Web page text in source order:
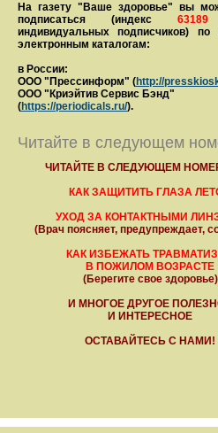
На газету "Ваше здоровье" вы
подписаться (индекс 63189
индивидуальных подписчиков)
электронным каталогам:
в России:
ООО "Прессинформ" (http://
ООО "Криэйтив Сервис Бэнд"
(https://periodicals.ru/).
Читайте в следующем
ЧИТАЙТЕ В СЛЕДУЮЩЕМ
КАК ЗАЩИТИТЬ ГЛАЗА
УХОД ЗА КОНТАКТНЫМИ
(Врач поясняет, предупреждает,
КАК ИЗБЕЖАТЬ
В ПОЖИЛОМ ВОЗРАСТЕ
(Берегите свое здоровье)
И МНОГОЕ ДРУГОЕ
И ИНТЕРЕСНОЕ
ОСТАВАЙТЕСЬ С НАМИ!